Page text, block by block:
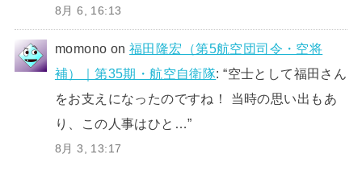
8月 6, 16:13
momono on福田隆宏（第5航空団司令・空将
補）｜第35期・航空自衛隊: “空士として福田さん
をお支えになったのですね！ 当時の思い出もあ
り、この人事はひと…”
8月 3, 13:17